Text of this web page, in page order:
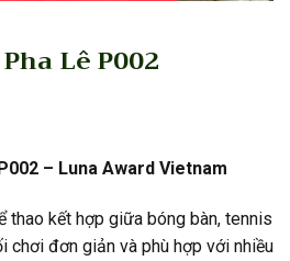
Lê P002
– Luna Award Vietnam
thao kết hợp giữa bóng bàn, tennis
chơi đơn giản và phù hợp với nhiều